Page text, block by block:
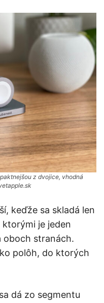
z dvojice, vhodná
keďže sa skladá len
je jeden
oboch stranách.
polôh, do ktorých
dá zo segmentu